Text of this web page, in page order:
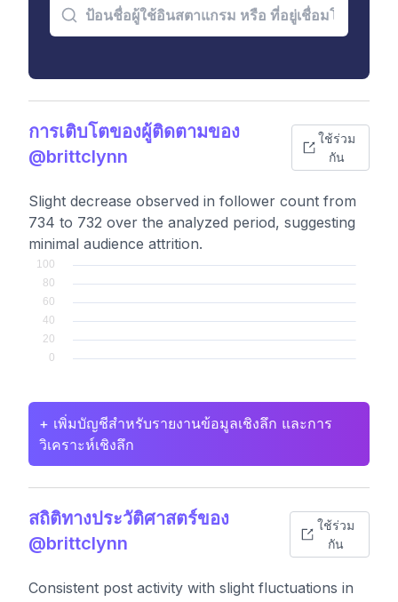
การเติบโตของผู้ติดตามของ
@brittclynn
ใช้ร่วม
กัน
Slight decrease observed in follower count from
734 to 732 over the analyzed period, suggesting
minimal audience attrition.
+ เพิ่มบัญชีสำหรับรายงานข้อมูลเชิงลึก และการ
วิเคราะห์เชิงลึก
สถิติทางประวัติศาสตร์ของ
@brittclynn
ใช้ร่วม
กัน
Consistent post activity with slight fluctuations in